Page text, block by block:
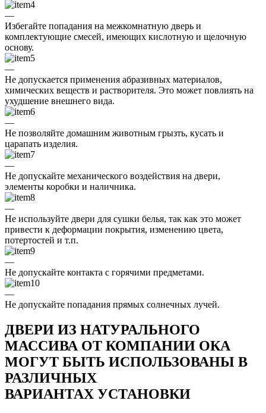
—
Избегайте попадания на межкомнатную дверь и
комплектующие смесей, имеющих кислотную и щелочную
основу.
—
Не допускается применения абразивных материалов,
химических веществ и растворителя. Это может повлиять на
ухудшение внешнего вида.
—
Не позволяйте домашним животным грызть, кусать и
царапать изделия.
—
Не допускайте механического воздействия на двери,
элементы коробки и наличника.
—
Не используйте двери для сушки белья, так как это может
привести к деформации покрытия, изменению цвета,
потертостей и т.п.
—
Не допускайте контакта с горячими предметами.
—
Не допускайте попадания прямых солнечных лучей.
ДВЕРИ ИЗ НАТУРАЛЬНОГО
МАССИВА ОТ КОМПАНИИ ОКА
МОГУТ БЫТЬ ИСПОЛЬЗОВАНЫ В
РАЗЛИЧНЫХ
ВАРИАНТАХ УСТАНОВКИ